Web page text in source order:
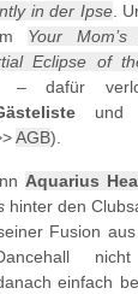
in der Ipse.
Your Mom’s
Eclipse of
– dafür
und
AGB).
Aquarius
hinter den
Fusion aus
nicht
einfach